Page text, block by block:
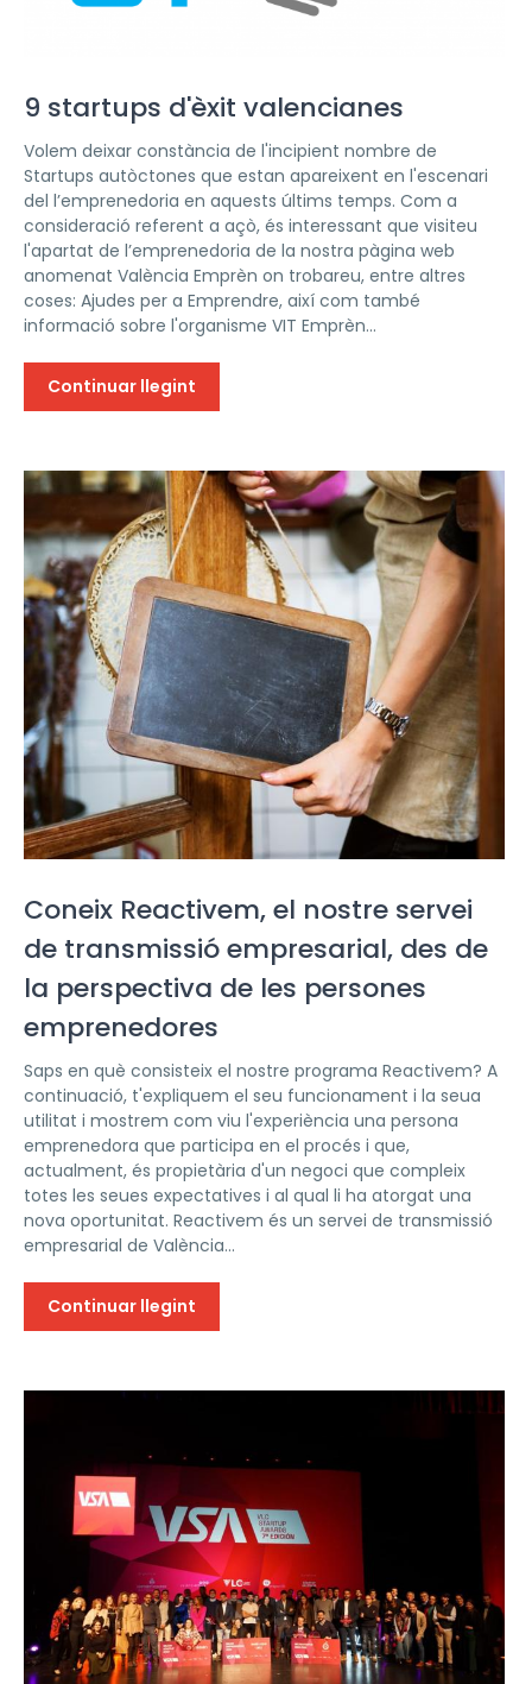
9 startups d'èxit valencianes
Volem deixar constància de l'incipient nombre de
Startups autòctones que estan apareixent en l'escenari
del l’emprenedoria en aquests últims temps. Com a
consideració referent a açò, és interessant que visiteu
l'apartat de l’emprenedoria de la nostra pàgina web
anomenat València Emprèn on trobareu, entre altres
coses: Ajudes per a Emprendre, així com també
informació sobre l'organisme VIT Emprèn...
Continuar llegint
Coneix Reactivem, el nostre servei
de transmissió empresarial, des de
la perspectiva de les persones
emprenedores
Saps en què consisteix el nostre programa Reactivem? A
continuació, t'expliquem el seu funcionament i la seua
utilitat i mostrem com viu l'experiència una persona
emprenedora que participa en el procés i que,
actualment, és propietària d'un negoci que compleix
totes les seues expectatives i al qual li ha atorgat una
nova oportunitat. Reactivem és un servei de transmissió
empresarial de València...
Continuar llegint